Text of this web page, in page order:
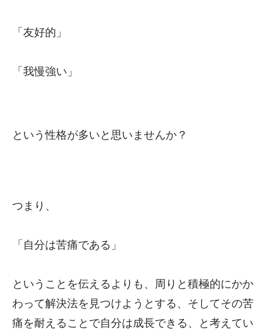
「友好的」
「我慢強い」
という性格が多いと思いませんか？
つまり、
「自分は苦痛である」
ということを伝えるよりも、周りと積極的にかか
わって解決法を見つけようとする、そしてその苦
痛を耐えることで自分は成長できる、と考えてい